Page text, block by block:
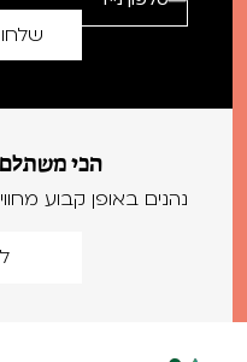
הכי משתלם
נהנים באופן קבוע